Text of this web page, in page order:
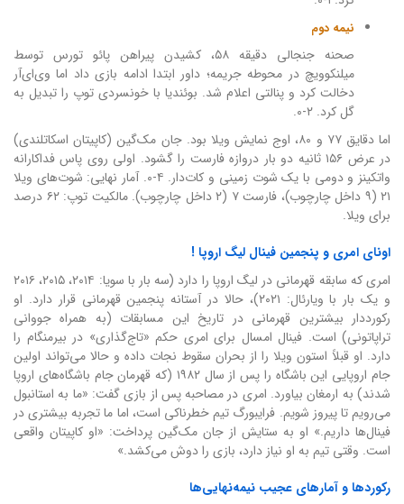
نیمه دوم
صحنه جنجالی دقیقه ۵۸، کشیدن پیراهن پائو تورس توسط
میلنکوویچ در محوطه جریمه؛ داور ابتدا ادامه بازی داد اما وی‌ای‌آر
دخالت کرد و پنالتی اعلام شد. بوئندیا با خونسردی توپ را تبدیل به
گل کرد. ۲-۰.
اما دقایق ۷۷ و ۸۰، اوج نمایش ویلا بود. جان مک‌گین (کاپیتان اسکاتلندی)
در عرض ۱۵۶ ثانیه دو بار دروازه فارست را گشود. اولی روی پاس فداکارانه
واتکینز و دومی با یک شوت زمینی و کات‌دار. ۴-۰. آمار نهایی: شوت‌های ویلا
۲۱ (۹ داخل چارچوب)، فارست ۷ (۲ داخل چارچوب). مالکیت توپ: ۶۲ درصد
برای ویلا.
اونای امری و پنجمین فینال لیگ اروپا !
امری که سابقه قهرمانی در لیگ اروپا را دارد (سه بار با سویا: ۲۰۱۴، ۲۰۱۵، ۲۰۱۶
و یک بار با ویارئال: ۲۰۲۱)، حالا در آستانه پنجمین قهرمانی قرار دارد. او
رکورددار بیشترین قهرمانی در تاریخ این مسابقات (به همراه جووانی
تراپاتونی) است. فینال امسال برای امری حکم «تاج‌گذاری» در بیرمنگام را
دارد. او قبلاً استون ویلا را از بحران سقوط نجات داده و حالا می‌تواند اولین
جام اروپایی این باشگاه را پس از سال ۱۹۸۲ (که قهرمان جام باشگاه‌های اروپا
شدند) به ارمغان بیاورد. امری در مصاحبه پس از بازی گفت: «ما به استانبول
می‌رویم تا پیروز شویم. فرایبورگ تیم خطرناکی است، اما ما تجربه بیشتری در
فینال‌ها داریم.» او به ستایش از جان مک‌گین پرداخت: «او کاپیتان واقعی
است. وقتی تیم به او نیاز دارد، بازی را دوش می‌کشد.»
رکوردها و آمارهای عجیب نیمه‌نهایی‌ها